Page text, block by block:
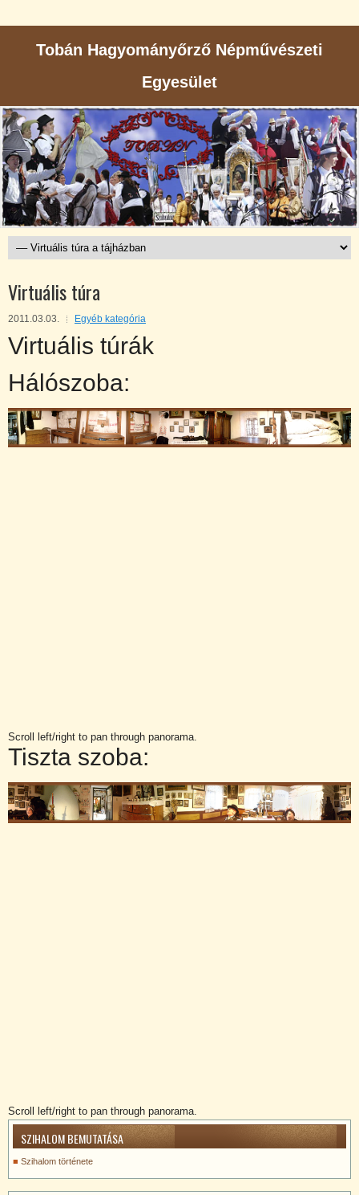
Tobán Hagyományőrző Népművészeti
Egyesület
Virtuális túra
2011.03.03. Egyéb kategória
Virtuális túrák
Hálószoba:
Scroll left/right to pan through panorama.
Tiszta szoba:
Scroll left/right to pan through panorama.
SZIHALOM BEMUTATÁSA
Szihalom története